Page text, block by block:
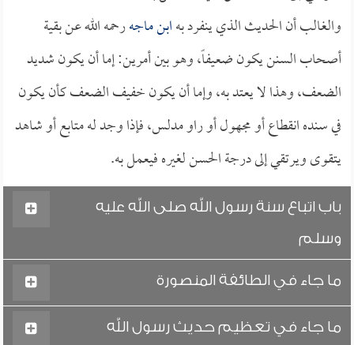
والغالب أن الحديث الذي ينفرد بهابن ماجهرحمه الله عن بقية
أصحاب السنن يكون ضعيفاً، وهو بين أمرين: إما أن يكون شديد
الضعف، وهذا لا يعتد به، وإما أن يكون خفيف الضعف كأن يكون
في سنده انقطاع أو مجهول أو راو مدلس، فإذا وجد له متابع أو شاهد
يتقوى ويرتقي إلى درجة الحسن لغيره فيعمل به.
باب اتباع سنة رسول الله صلى الله عليه
وسلم
ما جاء في الطائفة المنصورة
ما جاء في تعظيم حديث رسول الله